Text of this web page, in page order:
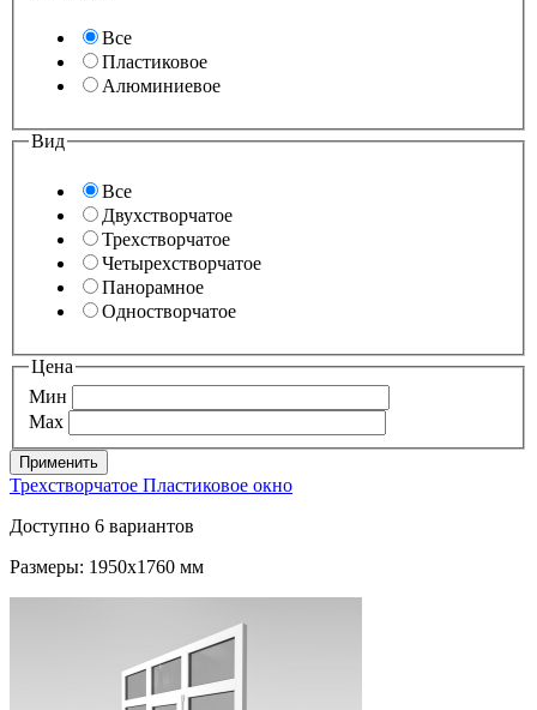
Все
Пластиковое
Алюминиевое
Вид
Все
Двухстворчатое
Трехстворчатое
Четырехстворчатое
Панорамное
Одностворчатое
Цена
Мин
Max
Трехстворчатое Пластиковое окно
Доступно 6 вариантов
Размеры: 1950x1760 мм